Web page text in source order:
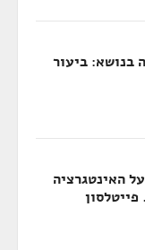
בנושא: ביעור
האינטגרציה